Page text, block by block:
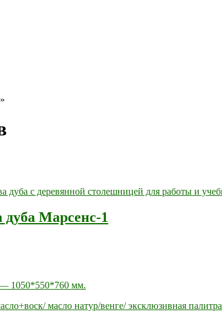
Марсенс-1
1050*550*760 мм.
масло натур/венге/ эксклюзивная палитра